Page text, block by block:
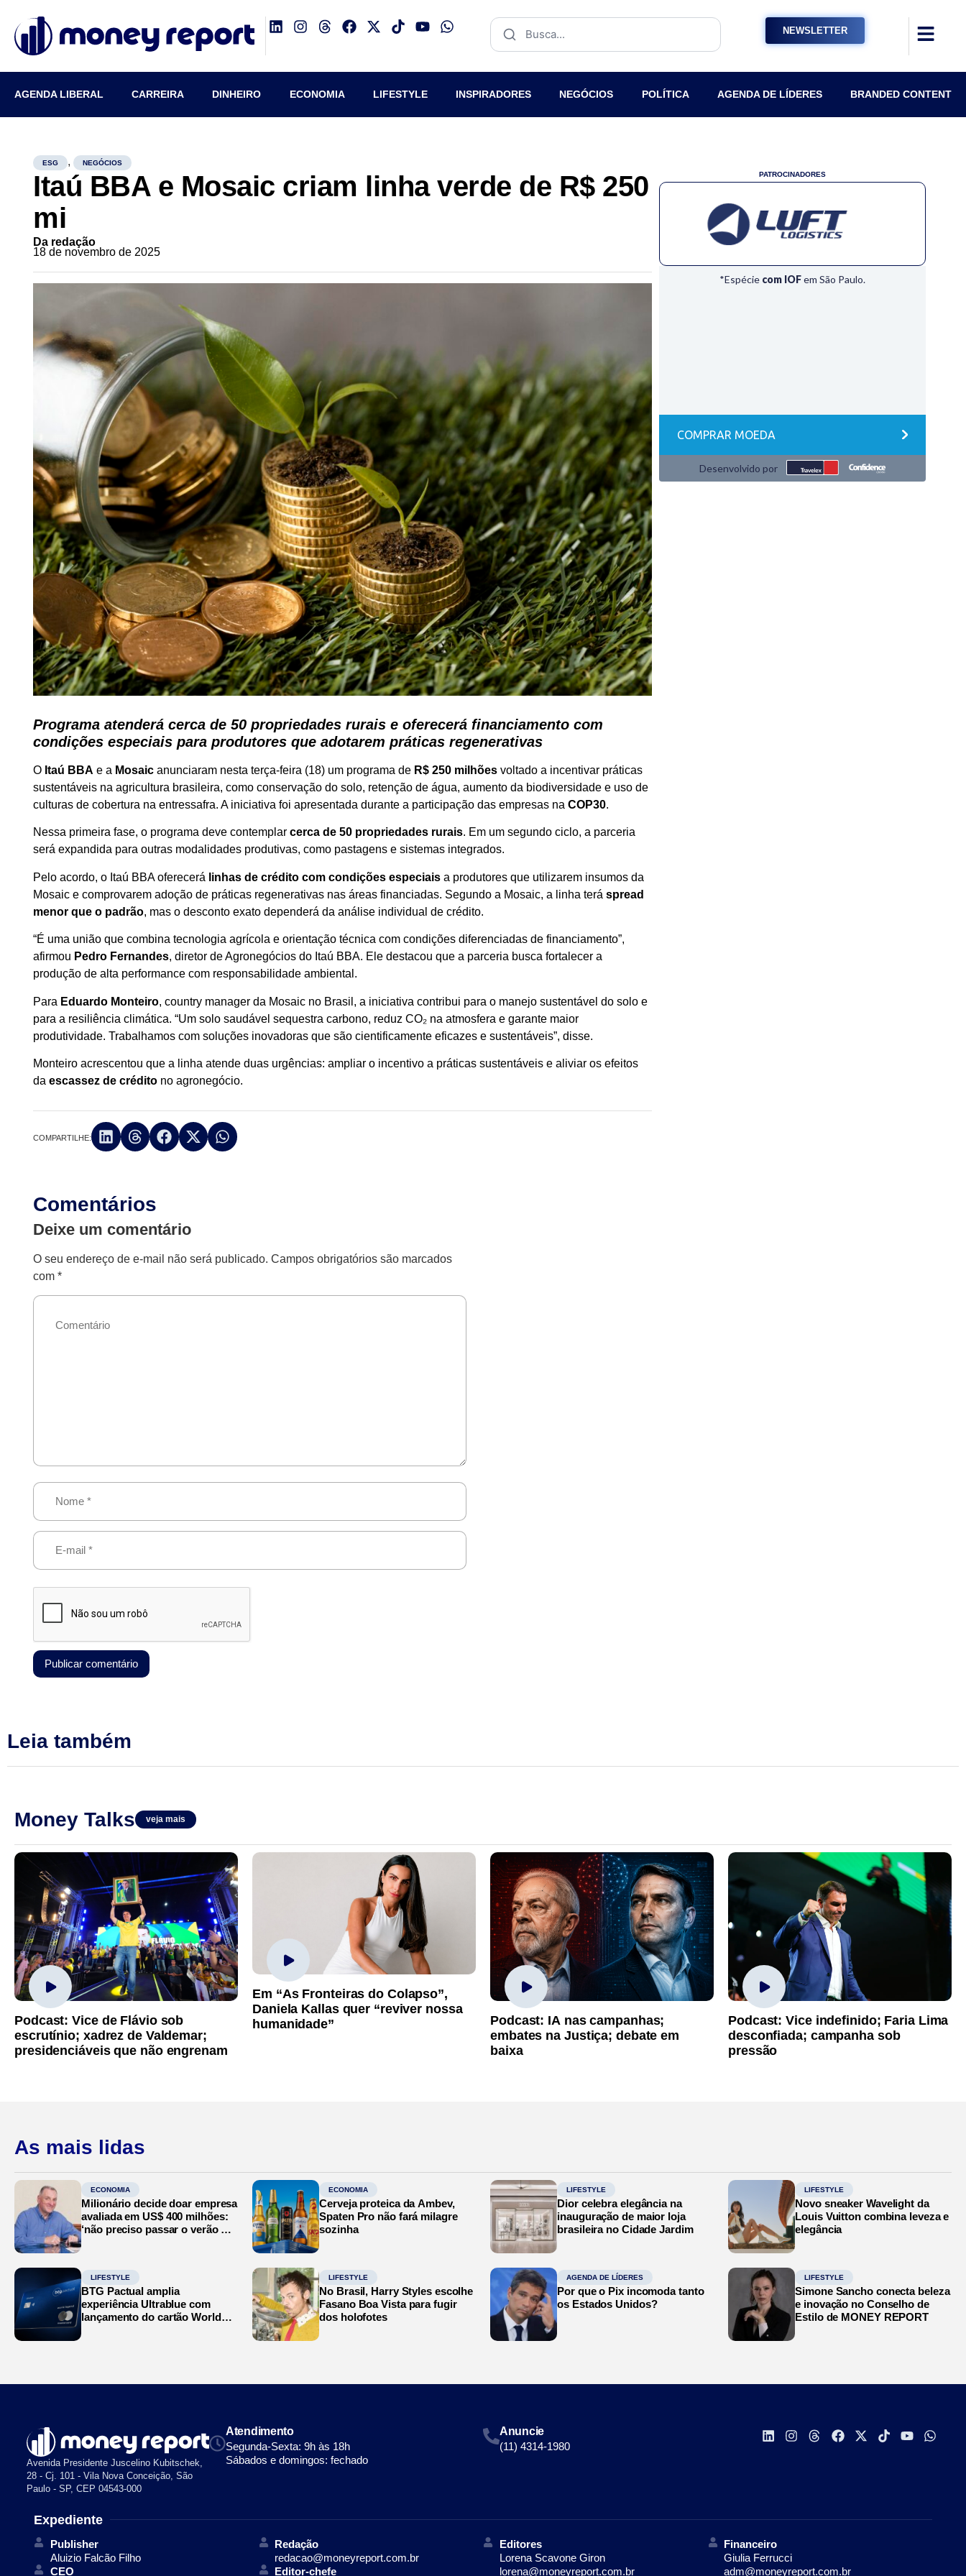
NEWSLETTER
AGENDA LIBERAL CARREIRA DINHEIRO ECONOMIA LIFESTYLE INSPIRADORES NEGÓCIOS POLÍTICA AGENDA DE LÍDERES BRANDED CONTENT
ESG , NEGÓCIOS
Itaú BBA e Mosaic criam linha verde de R$ 250
mi
Da redação
18 de novembro de 2025
Programa atenderá cerca de 50 propriedades rurais e oferecerá financiamento com
condições especiais para produtores que adotarem práticas regenerativas
O Itaú BBA e a Mosaic anunciaram nesta terça-feira (18) um programa de R$ 250 milhões voltado a incentivar práticas
sustentáveis na agricultura brasileira, como conservação do solo, retenção de água, aumento da biodiversidade e uso de
culturas de cobertura na entressafra. A iniciativa foi apresentada durante a participação das empresas naCOP30.
Nessa primeira fase, o programa deve contemplarcerca de 50 propriedades rurais. Em um segundo ciclo, a parceria
será expandida para outras modalidades produtivas, como pastagens e sistemas integrados.
Pelo acordo, o Itaú BBA oferecerá linhas de crédito com condições especiais a produtores que utilizarem insumos da
Mosaic e comprovarem adoção de práticas regenerativas nas áreas financiadas. Segundo a Mosaic, a linha teráspread
menor que o padrão, mas o desconto exato dependerá da análise individual de crédito.
“É uma união que combina tecnologia agrícola e orientação técnica com condições diferenciadas de financiamento”,
afirmou Pedro Fernandes, diretor de Agronegócios do Itaú BBA. Ele destacou que a parceria busca fortalecer a
produção de alta performance com responsabilidade ambiental.
Para Eduardo Monteiro, country manager da Mosaic no Brasil, a iniciativa contribui para o manejo sustentável do solo e
para a resiliência climática. “Um solo saudável sequestra carbono, reduz CO₂ na atmosfera e garante maior
produtividade. Trabalhamos com soluções inovadoras que são cientificamente eficazes e sustentáveis”, disse.
Monteiro acrescentou que a linha atende duas urgências: ampliar o incentivo a práticas sustentáveis e aliviar os efeitos
daescassez de crédito no agronegócio.
COMPARTILHE:
Comentários
Deixe um comentário
O seu endereço de e-mail não será publicado. Campos obrigatórios são marcados
com*
PATROCINADORES
Leia também
Money Talks veja mais
Podcast: Vice de Flávio sob
escrutínio; xadrez de Valdemar;
presidenciáveis que não engrenam
Em “As Fronteiras do Colapso”,
Daniela Kallas quer “reviver nossa
humanidade”
Podcast: IA nas campanhas;
embates na Justiça; debate em
baixa
Podcast: Vice indefinido; Faria Lima
desconfiada; campanha sob
pressão
As mais lidas
ECONOMIA
Milionário decide doar empresa
avaliada em US$ 400 milhões:
‘não preciso passar o verão no
ECONOMIA
Cerveja proteica da Ambev,
Spaten Pro não fará milagre
sozinha
LIFESTYLE
Dior celebra elegância na
inauguração de maior loja
brasileira no Cidade Jardim
LIFESTYLE
Novo sneaker Wavelight da
Louis Vuitton combina leveza e
elegância
LIFESTYLE
BTG Pactual amplia
experiência Ultrablue com
lançamento do cartão World
LIFESTYLE
No Brasil, Harry Styles escolhe
Fasano Boa Vista para fugir
dos holofotes
AGENDA DE LÍDERES
Por que o Pix incomoda tanto
os Estados Unidos?
LIFESTYLE
Simone Sancho conecta beleza
e inovação no Conselho de
Estilo de MONEY REPORT
Avenida Presidente Juscelino Kubitschek,
28 - Cj. 101 - Vila Nova Conceição, São
Paulo - SP, CEP 04543-000
Atendimento
Segunda-Sexta: 9h às 18h
Sábados e domingos: fechado
Anuncie
(11) 4314-1980
Expediente
Publisher
Aluizio Falcão Filho
CEO
Redação
redacao@moneyreport.com.br
Editor-chefe
Editores
Lorena Scavone Giron
lorena@moneyreport.com.br
Financeiro
Giulia Ferrucci
adm@moneyreport.com.br